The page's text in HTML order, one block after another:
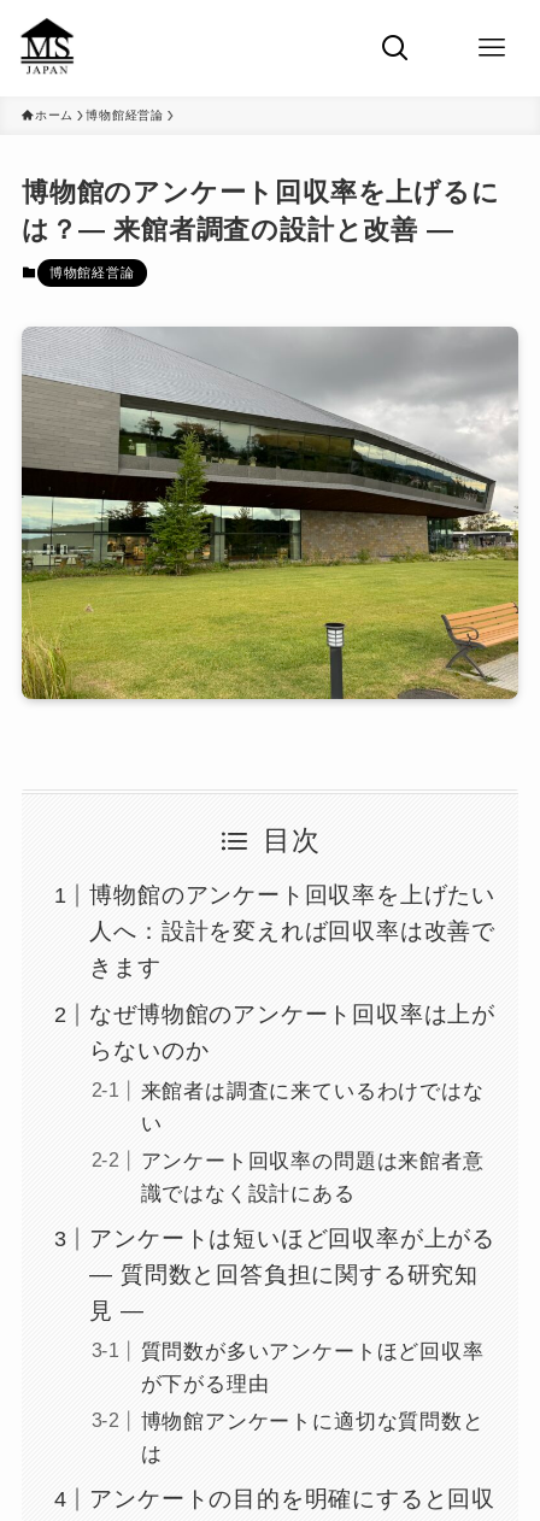
ホーム 博物館経営論
博物館のアンケート回収率を上げるに
は？― 来館者調査の設計と改善 ―
博物館経営論
目次
博物館のアンケート回収率を上げたい
人へ：設計を変えれば回収率は改善で
きます
なぜ博物館のアンケート回収率は上が
らないのか
来館者は調査に来ているわけではな
い
アンケート回収率の問題は来館者意
識ではなく設計にある
アンケートは短いほど回収率が上がる
― 質問数と回答負担に関する研究知
見 ―
質問数が多いアンケートほど回収率
が下がる理由
博物館アンケートに適切な質問数と
は
アンケートの目的を明確にすると回収